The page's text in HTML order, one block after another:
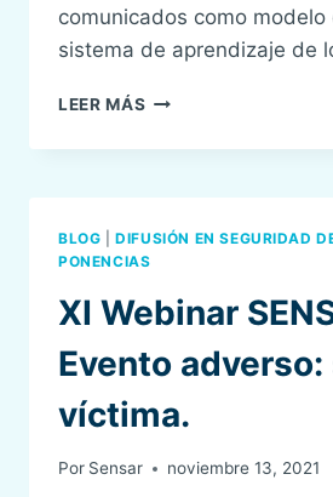
comunicados como
sistema de aprendizaje de
LEER MÁS XII
SENSAR:
ÉXITO
BLOG |DIFUSIÓN EN SEGURIDAD
PONENCIAS
XI Webinar
Evento
víctima.
Por Sensar noviembre 13, 2021